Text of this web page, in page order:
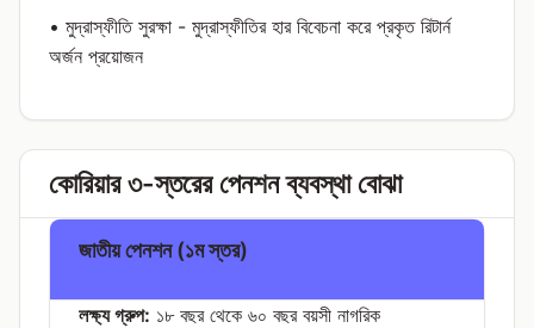
• মুদ্রাস্ফীতি সুরক্ষা - মুদ্রাস্ফীতির হার বিবেচনা করে প্রকৃত রিটার্ন
অর্জন প্রয়োজন
কোরিয়ার ৩-স্তরের পেনশন ব্যবস্থা বোঝা
জাতীয় পেনশন (১ম স্তর)
লক্ষ্য গ্রুপ: ১৮ বছর থেকে ৬০ বছর বয়সী নাগরিক